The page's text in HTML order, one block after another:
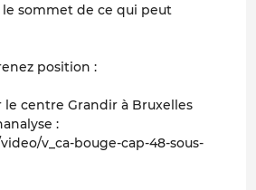
sommet de ce qui peut
position :
le centre Grandir à Bruxelles
:
v_ca-bouge-cap-48-sous-